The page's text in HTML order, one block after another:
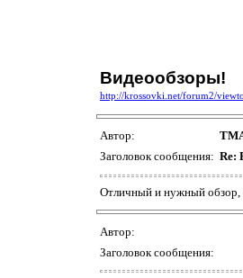
Видеообзоры!
http://krossovki.net/forum2/
Автор:
Заголовок сообщения: Re:
Отличный и нужный обзор,
Автор:
Заголовок сообщения: